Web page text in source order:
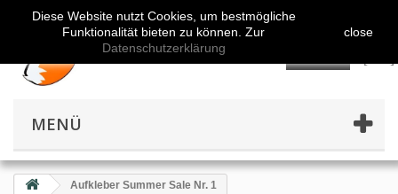
MENÜ
Aufkleber Summer Sale Nr. 1
Diese Website nutzt Cookies, um bestmögliche
Funktionalität bieten zu können. Zur
Datenschutzerklärung
close